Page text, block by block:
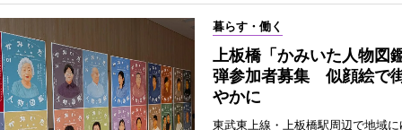
暮らす・働く
上板橋「かみいた人物図
弾参加者募集 似顔絵で
やかに
東武東上線・上板橋駅周辺で地域